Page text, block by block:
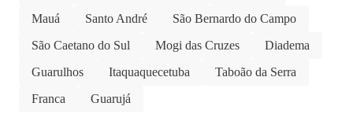
Mauá
Santo André
São Bernardo do Campo
São Caetano do Sul
Mogi das Cruzes
Diadema
Guarulhos
Itaquaquecetuba
Taboão da Serra
Franca
Guarujá